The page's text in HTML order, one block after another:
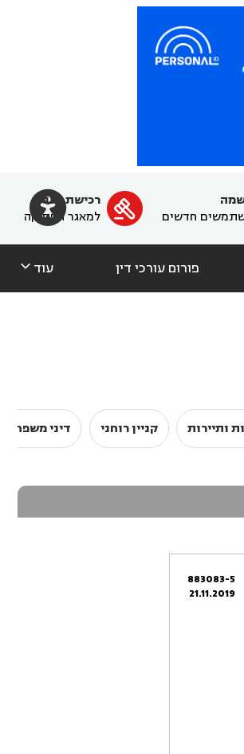

חדשים

רכישת מנוי
למאגר הפסיקה
פורום עורכי דין עוד 
ותיירות קניין רוחני דיני משפחה
883083-5
21.11.2019